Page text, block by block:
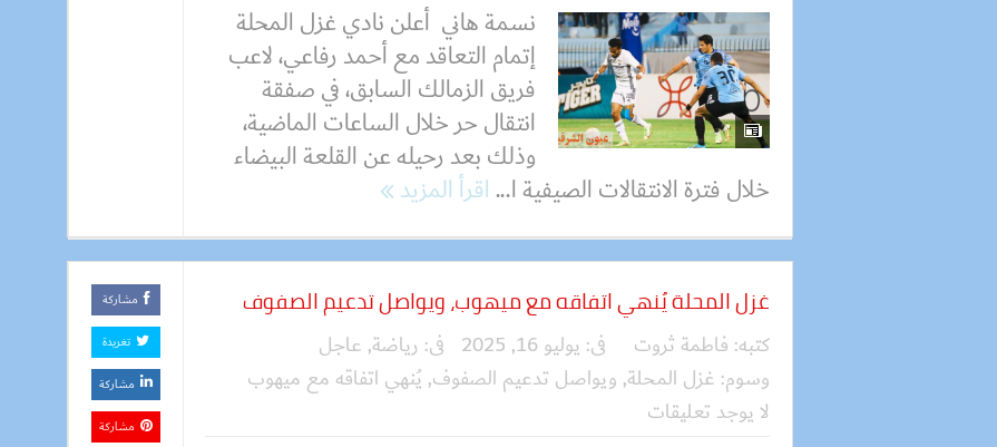
نسمة هاني أعلن نادي غزل المحلة
إتمام التعاقد مع أحمد رفاعي، لاعب
فريق الزمالك السابق، في صفقة
انتقال حر خلال الساعات الماضية،
وذلك بعد رحيله عن القلعة البيضاء
خلال فترة الانتقالات الصيفية ا...اقرأ المزيد
غزل المحلة يُنهي اتفاقه مع ميهوب، ويواصل تدعيم الصفوف
كتبه: فاطمة ثروت فى: يوليو 16, 2025 فى: رياضة, عاجل
وسوم: غزل المحلة, ويواصل تدعيم الصفوف, يُنهي اتفاقه مع ميهوب
لا يوجد تعليقات
مشاركة
تغريدة
مشاركة
مشاركة